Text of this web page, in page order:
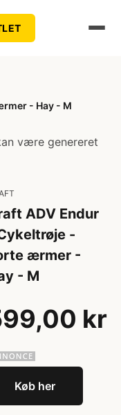
- Hay - M
være genereret
ADV Endur
-
ærmer -
- M
kr
Køb her